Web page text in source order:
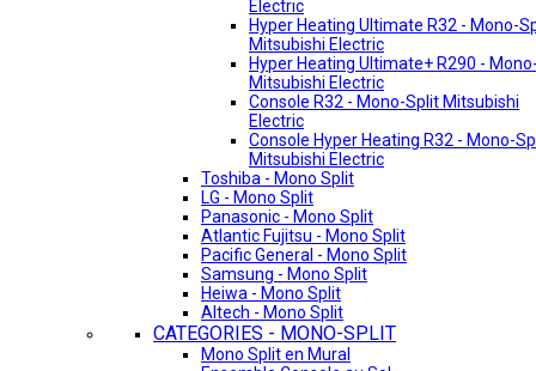
Electric
Hyper Heating Ultimate R32 - Mono-
Mitsubishi Electric
Hyper Heating Ultimate+ R290 -
Mitsubishi Electric
Console R32 - Mono-Split Mitsubishi
Electric
Console Hyper Heating R32 - Mono-
Mitsubishi Electric
Toshiba - Mono Split
LG - Mono Split
Panasonic - Mono Split
Atlantic Fujitsu - Mono Split
Pacific General - Mono Split
Samsung - Mono Split
Heiwa - Mono Split
Altech - Mono Split
CATEGORIES - MONO-SPLIT
Mono Split en Mural